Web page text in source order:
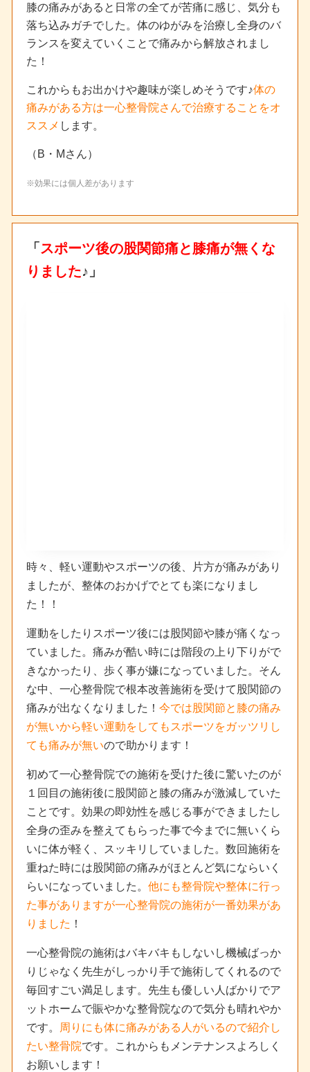
膝の痛みがあると日常の全てが苦痛に感じ、気分も
落ち込みガチでした。体のゆがみを治療し全身のバ
ランスを変えていくことで痛みから解放されまし
た！
これからもお出かけや趣味が楽しめそうです♪体の
痛みがある方は一心整骨院さんで治療することをオ
ススメ します。
（B・Mさん）
※効果には個人差があります
「 スポーツ後の股関節痛と膝痛が無くな
りました♪」
時々、軽い運動やスポーツの後、片方が痛みがあり
ましたが、整体のおかげでとても楽になりまし
た！！
運動をしたりスポーツ後には股関節や膝が痛くなっ
ていました。痛みが酷い時には階段の上り下りがで
きなかったり、歩く事が嫌になっていました。そん
な中、一心整骨院で根本改善施術を受けて股関節の
痛みが出なくなりました！ 今では股関節と膝の痛み
が無いから軽い運動をしてもスポーツをガッツリし
ても痛みが無いので助かります！
初めて一心整骨院での施術を受けた後に驚いたのが
１回目の施術後に股関節と膝の痛みが激減していた
ことです。効果の即効性を感じる事ができましたし
全身の歪みを整えてもらった事で今までに無いくら
いに体が軽く、スッキリしていました。数回施術を
重ねた時には股関節の痛みがほとんど気にならいく
らいになっていました。 他にも整骨院や整体に行っ
た事がありますが一心整骨院の施術が一番効果があ
りました ！
一心整骨院の施術はバキバキもしないし機械ばっか
りじゃなく先生がしっかり手で施術してくれるので
毎回すごい満足します。先生も優しい人ばかりでア
ットホームで賑やかな整骨院なので気分も晴れやか
です。 周りにも体に痛みがある人がいるので紹介し
たい整骨院です。これからもメンテナンスよろしく
お願いします！